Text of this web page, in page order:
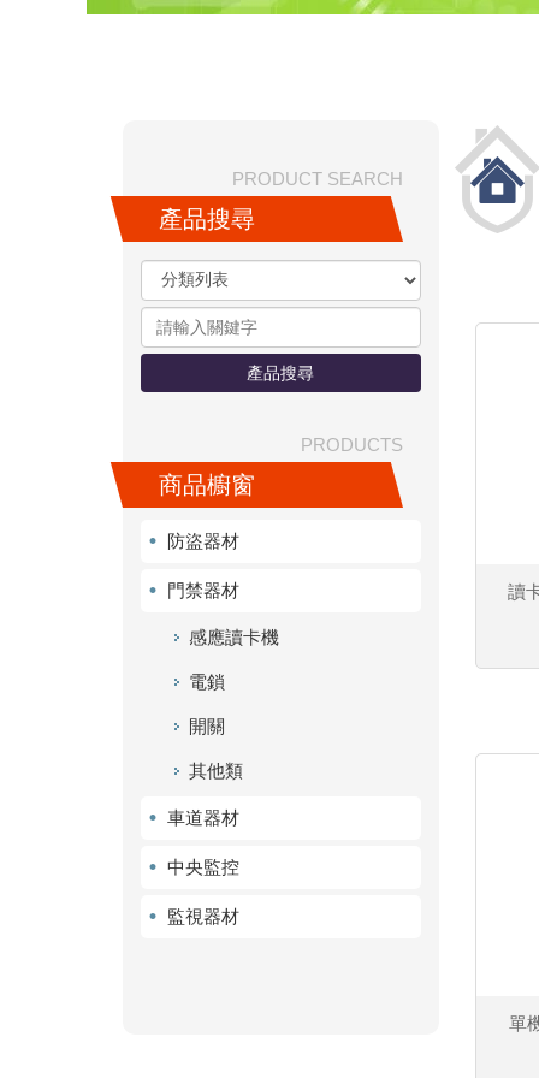
PRODUCT SEARCH
產品搜尋
產品搜尋
PRODUCTS
商品櫥窗
防盜器材
門禁器材
感應讀卡機
電鎖
開關
其他類
車道器材
中央監控
監視器材
讀
單